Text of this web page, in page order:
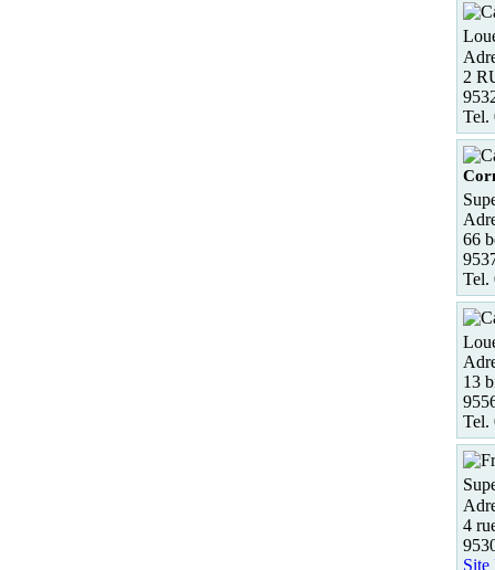
2
Tel.
66
Tel.
13
Tel.
4
Site